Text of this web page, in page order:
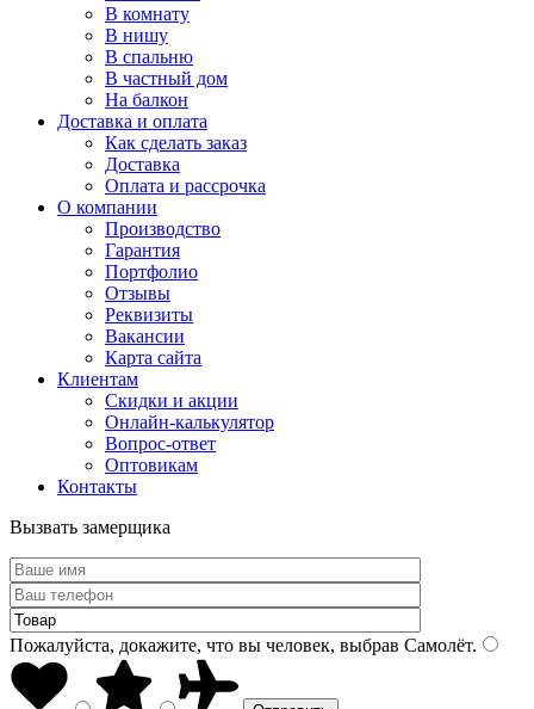
В комнату
В нишу
В спальню
В частный дом
На балкон
Доставка и оплата
Как сделать заказ
Доставка
Оплата и рассрочка
О компании
Производство
Гарантия
Портфолио
Отзывы
Реквизиты
Вакансии
Карта сайта
Клиентам
Скидки и акции
Онлайн-калькулятор
Вопрос-ответ
Оптовикам
Контакты
Вызвать замерщика
Пожалуйста, докажите, что вы человек, выбрав Самолёт.